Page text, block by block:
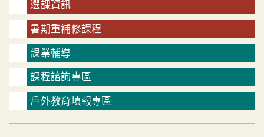
選課資訊
暑期重補修課程
課業輔導
課程諮詢專區
戶外教育填報專區